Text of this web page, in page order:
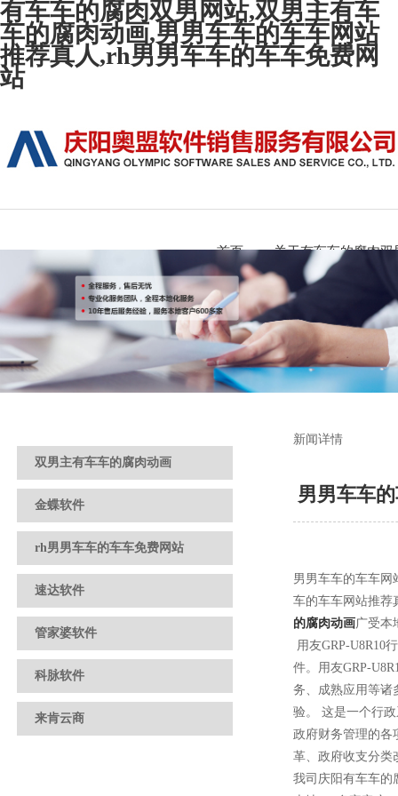
有车车的腐肉双男网站,双男主有车
车的腐肉动画,男男车车的车车网站
推荐真人,rh男男车车的车车免费网
站
首页 关于有车车的腐肉双
双男主有车车的腐肉动画
金蝶软件
rh男男车车的车车免费网站
速达软件
管家婆软件
科脉软件
来肯云商
新闻详情
男男车车
男男车车的车车网
车的车车网站推荐
的腐肉动画广受本
用友GRP-U8R10
件。用友GRP-
务、成熟应用等
验。 这是一个行
政府财务管理的各项
革、政府收支分
我司庆阳有车车的